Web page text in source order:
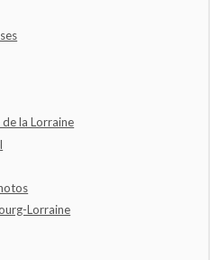
la Lorraine
Lorraine